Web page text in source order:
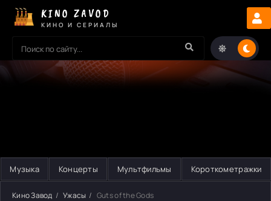
KINO ZAVOD
КИНО И СЕРИАЛЫ
Музыка Концерты Мультфильмы Короткометражки
Кино Завод Ужасы Guts of the Gods